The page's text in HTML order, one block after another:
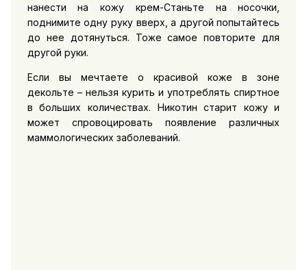
нанести на кожу крем-Станьте на носочки,
поднимите одну руку вверх, а другой попытайтесь
до нее дотянуться. Тоже самое повторите для
другой руки.
Если вы мечтаете о красивой коже в зоне
декольте – нельзя курить и употреблять спиртное
в больших количествах. Никотин старит кожу и
может спровоцировать появление различных
маммологических заболеваний.